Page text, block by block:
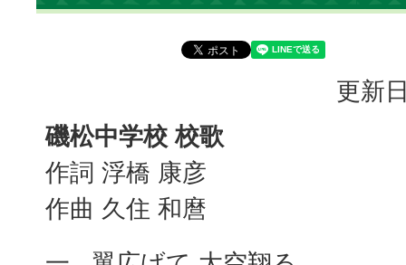
更新
磯松中学校 校歌
作詞 浮橋 康彦
作曲 久住 和麿